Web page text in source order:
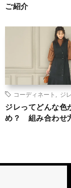
ご紹介
コーディネート ジレ
ジレってどんな色
め？ 組み合わせ